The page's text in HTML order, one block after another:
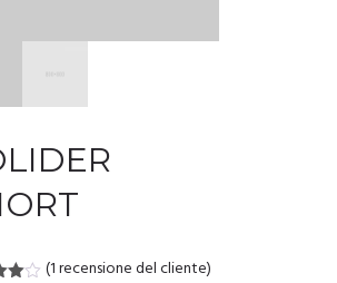
(1recensione del cliente)